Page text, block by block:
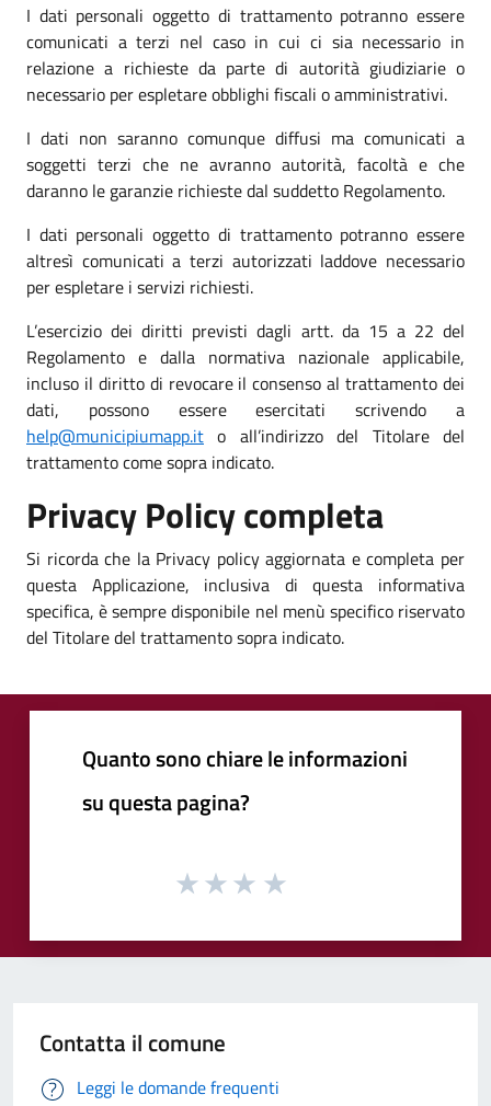
I dati personali oggetto di trattamento potranno essere
comunicati a terzi nel caso in cui ci sia necessario in
relazione a richieste da parte di autorità giudiziarie o
necessario per espletare obblighi fiscali o amministrativi.
I dati non saranno comunque diffusi ma comunicati a
soggetti terzi che ne avranno autorità, facoltà e che
daranno le garanzie richieste dal suddetto Regolamento.
I dati personali oggetto di trattamento potranno essere
altresì comunicati a terzi autorizzati laddove necessario
per espletare i servizi richiesti.
L’esercizio dei diritti previsti dagli artt. da 15 a 22 del
Regolamento e dalla normativa nazionale applicabile,
incluso il diritto di revocare il consenso al trattamento dei
dati, possono essere esercitati scrivendo a
help@municipiumapp.it o all’indirizzo del Titolare del
trattamento come sopra indicato.
Privacy Policy completa
Si ricorda che la Privacy policy aggiornata e completa per
questa Applicazione, inclusiva di questa informativa
specifica, è sempre disponibile nel menù specifico riservato
del Titolare del trattamento sopra indicato.
Quanto sono chiare le informazioni
su questa pagina?
Contatta il comune
Leggi le domande frequenti